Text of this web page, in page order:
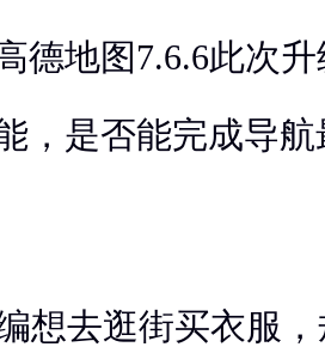
德地图7.6.6此次
，是否能完成导
想去逛街买衣服